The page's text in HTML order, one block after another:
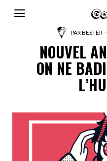
PARBESTER
NOUVEL
ON NE